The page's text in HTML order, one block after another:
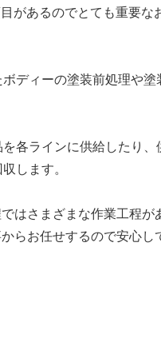
があるのでとても重要な
ディーの塗装前処理や塗
各ラインに供給したり
します。
はさまざまな作業工程が
らお任せするので安心し